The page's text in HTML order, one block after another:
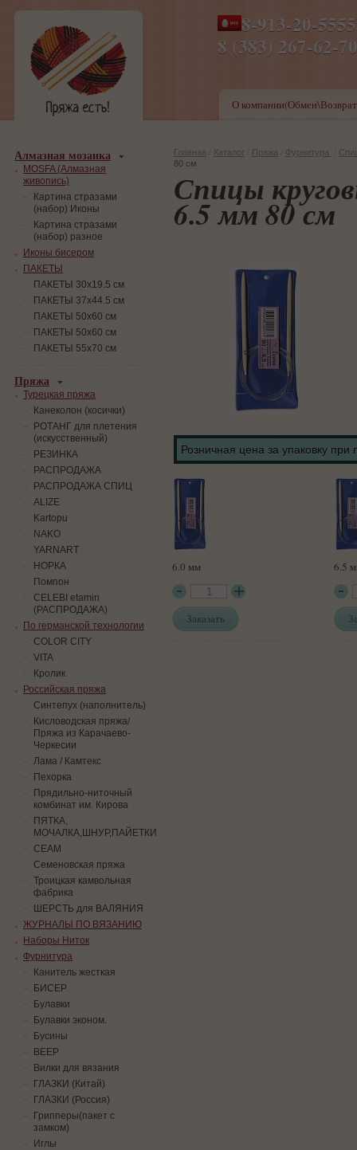
8-913-20-
8 (383) 267-
ПН-ПТ 8-17,СБ-ВС 9-
О
Главная Каталог Пряжа Фурнитура
80 см
Спицы
6.5 мм 80 см
Розничная цена за упаковку при
6.0 мм
Заказать
6.5
Алмазная мозаика
MOSFA (Алмазная
живопись)
Картина стразами
(набор) Иконы
Картина стразами
(набор) разное
Иконы бисером
ПАКЕТЫ
ПАКЕТЫ 30х19.5 см
ПАКЕТЫ 37х44.5 см
ПАКЕТЫ 50х60 см
ПАКЕТЫ 50х60 см
ПАКЕТЫ 55х70 см
Пряжа
Турецкая пряжа
Канеколон (косички)
РОТАНГ для плетения
(искусственный)
PЕЗИНКА
РАСПРОДАЖА
РАСПРОДАЖА СПИЦ
ALIZE
Kartopu
NAKO
YARNART
НОРКА
Помпон
СELEBI etamin
(РАСПРОДАЖА)
По германской технологии
COLOR CITY
VITA
Кролик
Российская пряжа
Синтепух (наполнитель)
Кисловодская пряжа/
Пряжа из Карачаево-
Черкесии
Лама / Камтекс
Пехорка
Прядильно-ниточный
комбинат им. Кирова
ПЯТКА,
МОЧАЛКА,ШНУР,ПАЙЕТКИ
СЕАМ
Семеновская пряжа
Троицкая камвольная
фабрика
ШЕРСТЬ для ВАЛЯНИЯ
ЖУРНАЛЫ ПО ВЯЗАНИЮ
Наборы Ниток
Фурнитура
Канитель жесткая
БИСЕР
Булавки
Булавки эконом.
Бусины
ВЕЕР
Вилки для вязания
ГЛАЗКИ (Китай)
ГЛАЗКИ (Россия)
Грипперы(пакет с
замком)
Иглы